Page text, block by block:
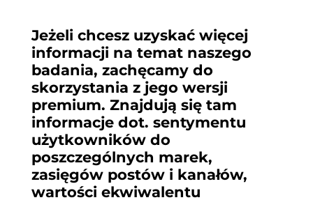
Jeżeli chcesz uzyskać więcej
informacji na temat naszego
badania, zachęcamy do
skorzystania z jego wersji
premium. Znajdują się tam
informacje dot. sentymentu
użytkowników do
poszczególnych marek,
zasięgów postów i kanałów,
wartości ekwiwalentu